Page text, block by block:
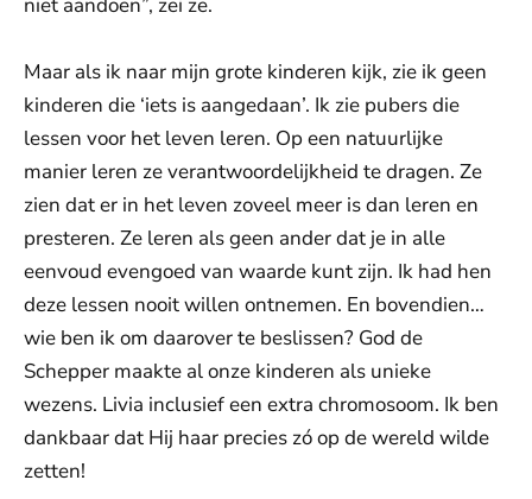
Maar als ik naar mijn grote kinderen kijk, zie ik geen
kinderen die ‘iets is aangedaan’. Ik zie pubers die
lessen voor het leven leren. Op een natuurlijke
manier leren ze verantwoordelijkheid te dragen. Ze
zien dat er in het leven zoveel meer is dan leren en
presteren. Ze leren als geen ander dat je in alle
eenvoud evengoed van waarde kunt zijn. Ik had hen
deze lessen nooit willen ontnemen. En bovendien…
wie ben ik om daarover te beslissen? God de
Schepper maakte al onze kinderen als unieke
wezens. Livia inclusief een extra chromosoom. Ik ben
dankbaar dat Hij haar precies zó op de wereld wilde
zetten!